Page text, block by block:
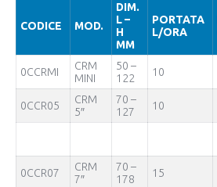
CODICE MOD.
DIM.
L –
H
MM
PORTATA
L/ORA
0CCRMI
CRM
MINI
50 –
122
10
0CCR05
CRM
5″
70 –
127
10
0CCR07
CRM
7″
70 –
178
15